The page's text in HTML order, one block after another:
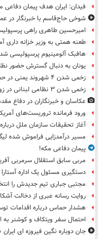
فیدان: ایران هدف پیمان
شوخی حاج‌قاسم با خبرنگار در
امیرحسین طاهری راهی
طعنه همتی به وزیر خزانه داری
هافبک آلومینیوم پرسپولیسی شد
یونان به دنبال گسترش حضور
زخمی شدن ۴ شهروند یمنی در حمله مزدوران سعودی
زخمی شدن ۳ نظامی لبنانی در زوطر غربی
عکاسان و خبرنگاران در دفاع
ورود فرمانده تروریست‌های
آغاز تحقیقات سازمان ملل
مسیر درآمدزایی فراموش شده
پیمان دفاعی مکه!
مربی سابق استقلال سرمربی
دستگیری مسئول یک اداره
مجتبی جباری تیم جدیدش را
روایت رسانه عبری از دخالت
هشدار حماس درباره اقدامات
احتمال سفر ویتکاف و کوشنر به
جان دوباره نگین فیروزه ای ایران